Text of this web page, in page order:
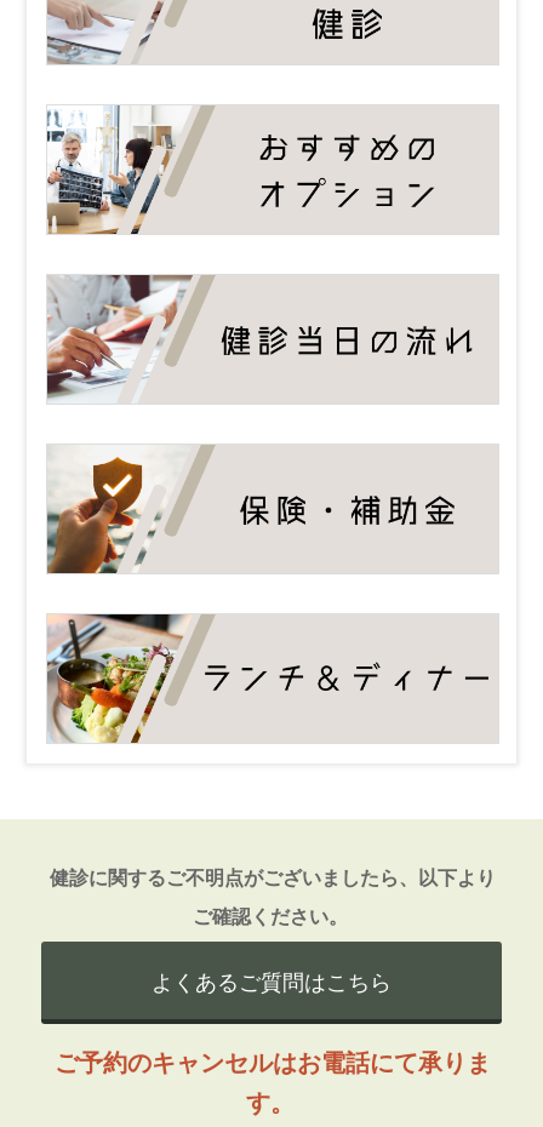
健診に関するご不明点がございましたら、以下より
ご確認ください。
よくあるご質問はこちら
ご予約のキャンセルはお電話にて承りま
す。